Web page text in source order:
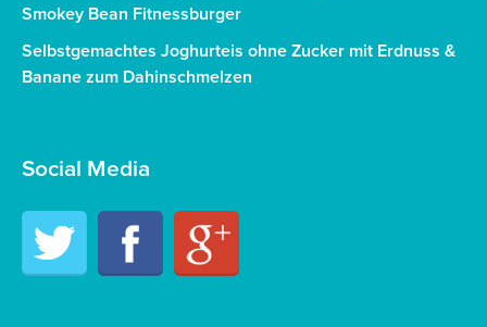
Smokey Bean Fitnessburger
Selbstgemachtes Joghurteis ohne Zucker mit Erdnuss &
Banane zum Dahinschmelzen
Social Media
Twitter Facebook